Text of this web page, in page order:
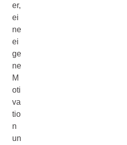
er,
ei
ne
ei
ge
ne
M
oti
va
tio
n
un